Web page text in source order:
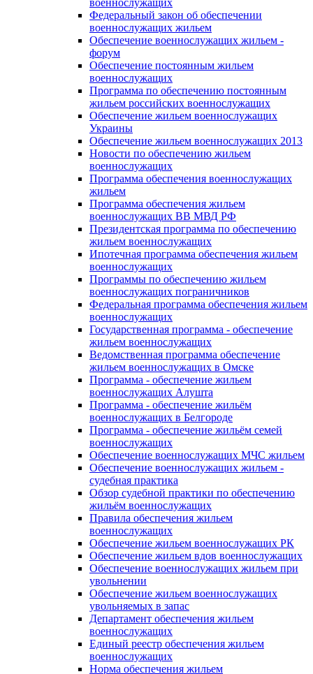
военнослужащих
Федеральный закон об обеспечении
военнослужащих жильем
Обеспечение военнослужащих жильем -
форум
Обеспечение постоянным жильем
военнослужащих
Программа по обеспечению постоянным
жильем российских военнослужащих
Обеспечение жильем военнослужащих
Украины
Обеспечение жильем военнослужащих 2013
Новости по обеспечению жильем
военнослужащих
Программа обеспечения военнослужащих
жильем
Программа обеспечения жильем
военнослужащих ВВ МВД РФ
Президентская программа по обеспечению
жильем военнослужащих
Ипотечная программа обеспечения жильем
военнослужащих
Программы по обеспечению жильем
военнослужащих пограничников
Федеральная программа обеспечения жильем
военнослужащих
Государственная программа - обеспечение
жильем военнослужащих
Ведомственная программа обеспечение
жильем военнослужащих в Омске
Программа - обеспечение жильем
военнослужащих Алушта
Программа - обеспечение жильём
военнослужащих в Белгороде
Программа - обеспечение жильём семей
военнослужащих
Обеспечение военнослужащих МЧС жильем
Обеспечение военнослужащих жильем -
судебная практика
Обзор судебной практики по обеспечению
жильём военнослужащих
Правила обеспечения жильем
военнослужащих
Обеспечение жильем военнослужащих РК
Обеспечение жильем вдов военнослужащих
Обеспечение военнослужащих жильем при
увольнении
Обеспечение жильем военнослужащих
увольняемых в запас
Департамент обеспечения жильем
военнослужащих
Единый реестр обеспечения жильем
военнослужащих
Норма обеспечения жильем